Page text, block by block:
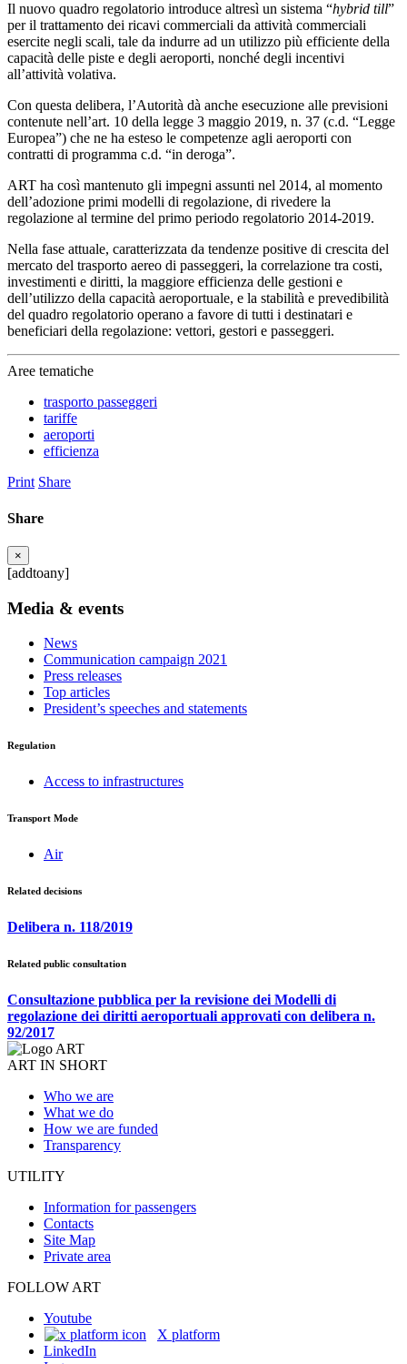
Il nuovo quadro regolatorio introduce altresì un sistema “hybrid till”
per il trattamento dei ricavi commerciali da attività commerciali
esercite negli scali, tale da indurre ad un utilizzo più efficiente della
capacità delle piste e degli aeroporti, nonché degli incentivi
all’attività volativa.
Con questa delibera, l’Autorità dà anche esecuzione alle previsioni
contenute nell’art. 10 della legge 3 maggio 2019, n. 37 (c.d. “Legge
Europea”) che ne ha esteso le competenze agli aeroporti con
contratti di programma c.d. “in deroga”.
ART ha così mantenuto gli impegni assunti nel 2014, al momento
dell’adozione primi modelli di regolazione, di rivedere la
regolazione al termine del primo periodo regolatorio 2014-2019.
Nella fase attuale, caratterizzata da tendenze positive di crescita del
mercato del trasporto aereo di passeggeri, la correlazione tra costi,
investimenti e diritti, la maggiore efficienza delle gestioni e
dell’utilizzo della capacità aeroportuale, e la stabilità e prevedibilità
del quadro regolatorio operano a favore di tutti i destinatari e
beneficiari della regolazione: vettori, gestori e passeggeri.
Aree tematiche
trasporto passeggeri
tariffe
aeroporti
efficienza
Print Share
Share
×
[addtoany]
Media & events
News
Communication campaign 2021
Press releases
Top articles
President’s speeches and statements
Regulation
Access to infrastructures
Transport Mode
Air
Related decisions
Delibera n. 118/2019
Related public consultation
Consultazione pubblica per la revisione dei Modelli di
regolazione dei diritti aeroportuali approvati con delibera n.
92/2017
ART IN SHORT
Who we are
What we do
How we are funded
Transparency
UTILITY
Information for passengers
Contacts
Site Map
Private area
FOLLOW ART
Youtube
X platform
LinkedIn